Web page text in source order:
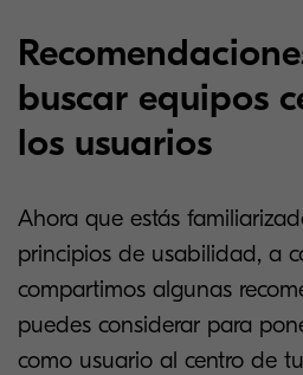
buscar equipos
los usuarios
Ahora que estás
principios de usabilidad, a
compartimos algunas
puedes considerar para
como usuario al centro de